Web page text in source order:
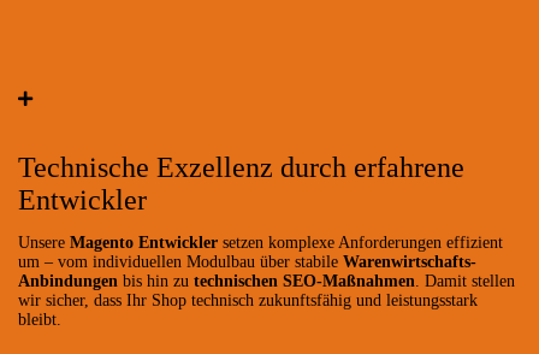
Technische Exzellenz durch erfahrene
Entwickler
Unsere Magento Entwickler setzen komplexe Anforderungen effizient
um – vom individuellen Modulbau über stabile Warenwirtschafts-
Anbindungen bis hin zu technischen SEO-Maßnahmen . Damit stellen
wir sicher, dass Ihr Shop technisch zukunftsfähig und leistungsstark
bleibt.